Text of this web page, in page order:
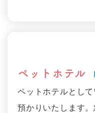
ペットホテル
ペットホテルとし
預かりいたします